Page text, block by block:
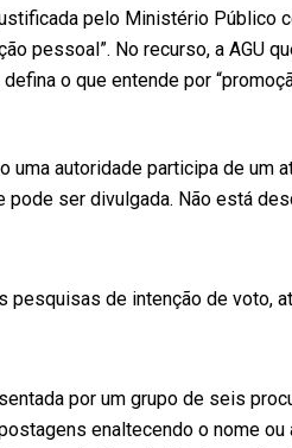
pelo Ministério Público
pessoal”. No recurso, a AGU
o que entende por
uma autoridade participa de um
ser divulgada. Não está
pesquisas de intenção de voto,
por um grupo de seis
enaltecendo o nome ou